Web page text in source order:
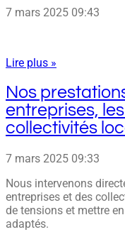
7 mars 2025 09:43
Lire plus »
Nos
entreprises,
collectivités
7 mars 2025 09:33
Nous intervenons
entreprises et des
de tensions et mettre
adaptés.